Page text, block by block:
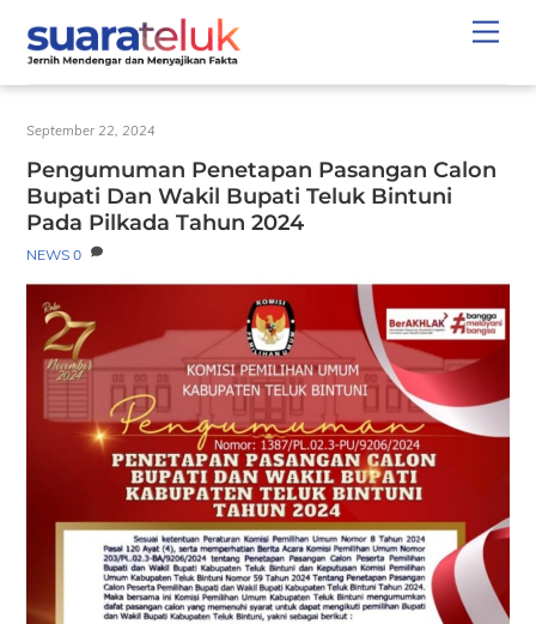
content
September 22, 2024
Pengumuman Penetapan Pasangan Calon
Bupati Dan Wakil Bupati Teluk Bintuni
Pada Pilkada Tahun 2024
NEWS 0